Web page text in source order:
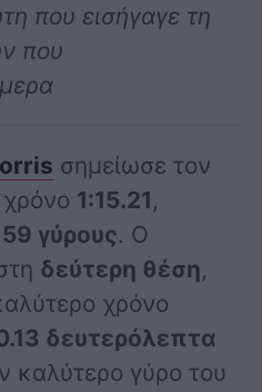
που εισήγαγε τη
που
σημείωσε τον
1:15.21,
γύρους. Ο
δεύτερη θέση,
χρόνο
δευτερόλεπτα
καλύτερο γύρο του